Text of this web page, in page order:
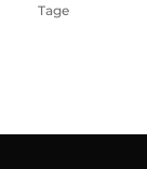
Tage